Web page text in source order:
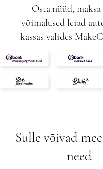
Osta nüüd,
võimalused leiad
kassas valides
Sulle võivad
need